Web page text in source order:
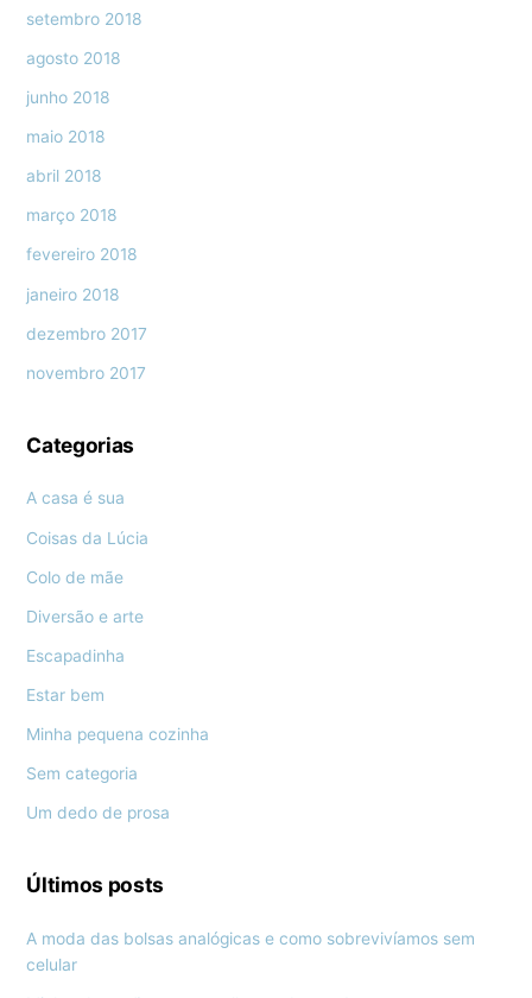
setembro 2018
agosto 2018
junho 2018
maio 2018
abril 2018
março 2018
fevereiro 2018
janeiro 2018
dezembro 2017
novembro 2017
Categorias
A casa é sua
Coisas da Lúcia
Colo de mãe
Diversão e arte
Escapadinha
Estar bem
Minha pequena cozinha
Sem categoria
Um dedo de prosa
Últimos posts
A moda das bolsas analógicas e como sobrevivíamos sem
celular